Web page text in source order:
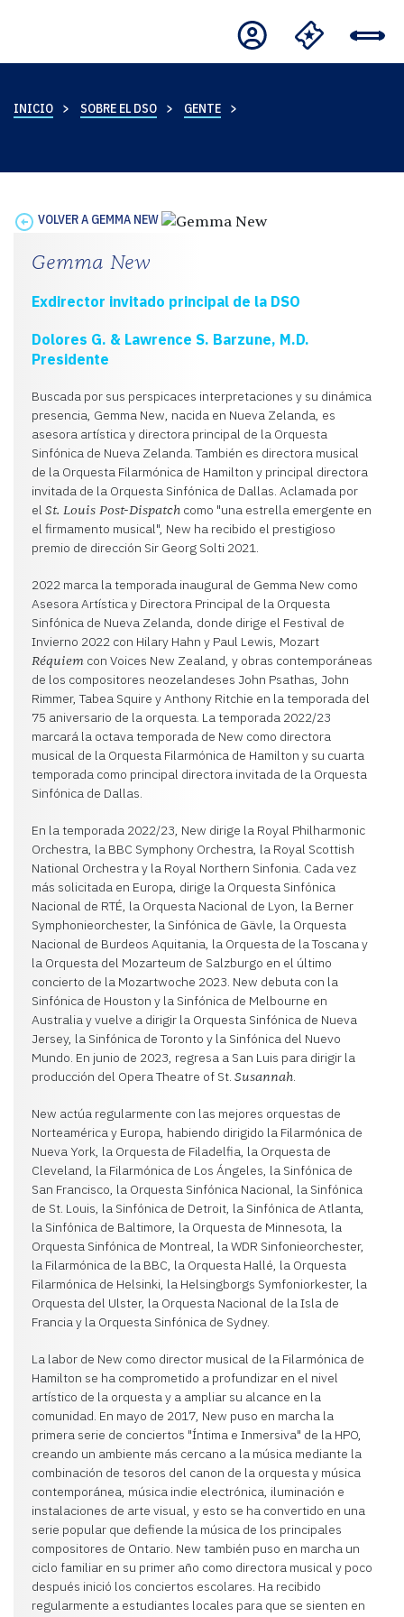
INICIO SOBRE EL DSO GENTE
VOLVER A GEMMA NEW
Gemma New
Exdirector invitado principal de la DSO
Dolores G. & Lawrence S. Barzune, M.D.
Presidente
Buscada por sus perspicaces interpretaciones y su dinámica
presencia, Gemma New, nacida en Nueva Zelanda, es
asesora artística y directora principal de la Orquesta
Sinfónica de Nueva Zelanda. También es directora musical
de la Orquesta Filarmónica de Hamilton y principal directora
invitada de la Orquesta Sinfónica de Dallas. Aclamada por
el St. Louis Post-Dispatch como "una estrella emergente en
el firmamento musical", New ha recibido el prestigioso
premio de dirección Sir Georg Solti 2021.
2022 marca la temporada inaugural de Gemma New como
Asesora Artística y Directora Principal de la Orquesta
Sinfónica de Nueva Zelanda, donde dirige el Festival de
Invierno 2022 con Hilary Hahn y Paul Lewis, Mozart
Réquiem con Voices New Zealand, y obras contemporáneas
de los compositores neozelandeses John Psathas, John
Rimmer, Tabea Squire y Anthony Ritchie en la temporada del
75 aniversario de la orquesta. La temporada 2022/23
marcará la octava temporada de New como directora
musical de la Orquesta Filarmónica de Hamilton y su cuarta
temporada como principal directora invitada de la Orquesta
Sinfónica de Dallas.
En la temporada 2022/23, New dirige la Royal Philharmonic
Orchestra, la BBC Symphony Orchestra, la Royal Scottish
National Orchestra y la Royal Northern Sinfonia. Cada vez
más solicitada en Europa, dirige la Orquesta Sinfónica
Nacional de RTÉ, la Orquesta Nacional de Lyon, la Berner
Symphonieorchester, la Sinfónica de Gävle, la Orquesta
Nacional de Burdeos Aquitania, la Orquesta de la Toscana y
la Orquesta del Mozarteum de Salzburgo en el último
concierto de la Mozartwoche 2023. New debuta con la
Sinfónica de Houston y la Sinfónica de Melbourne en
Australia y vuelve a dirigir la Orquesta Sinfónica de Nueva
Jersey, la Sinfónica de Toronto y la Sinfónica del Nuevo
Mundo. En junio de 2023, regresa a San Luis para dirigir la
producción del Opera Theatre of St. Susannah.
New actúa regularmente con las mejores orquestas de
Norteamérica y Europa, habiendo dirigido la Filarmónica de
Nueva York, la Orquesta de Filadelfia, la Orquesta de
Cleveland, la Filarmónica de Los Ángeles, la Sinfónica de
San Francisco, la Orquesta Sinfónica Nacional, la Sinfónica
de St. Louis, la Sinfónica de Detroit, la Sinfónica de Atlanta,
la Sinfónica de Baltimore, la Orquesta de Minnesota, la
Orquesta Sinfónica de Montreal, la WDR Sinfonieorchester,
la Filarmónica de la BBC, la Orquesta Hallé, la Orquesta
Filarmónica de Helsinki, la Helsingborgs Symfoniorkester, la
Orquesta del Ulster, la Orquesta Nacional de la Isla de
Francia y la Orquesta Sinfónica de Sydney.
La labor de New como director musical de la Filarmónica de
Hamilton se ha comprometido a profundizar en el nivel
artístico de la orquesta y a ampliar su alcance en la
comunidad. En mayo de 2017, New puso en marcha la
primera serie de conciertos "Íntima e Inmersiva" de la HPO,
creando un ambiente más cercano a la música mediante la
combinación de tesoros del canon de la orquesta y música
contemporánea, música indie electrónica, iluminación e
instalaciones de arte visual, y esto se ha convertido en una
serie popular que defiende la música de los principales
compositores de Ontario. New también puso en marcha un
ciclo familiar en su primer año como directora musical y poco
después inició los conciertos escolares. Ha recibido
regularmente a estudiantes locales para que se sienten en